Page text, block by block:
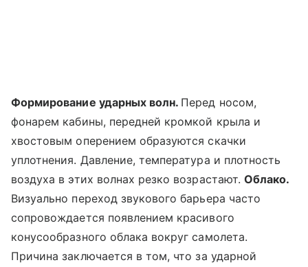
Формирование ударных волн. Перед носом,
фонарем кабины, передней кромкой крыла и
хвостовым оперением образуются скачки
уплотнения. Давление, температура и плотность
воздуха в этих волнах резко возрастают. Облако.
Визуально переход звукового барьера часто
сопровождается появлением красивого
конусообразного облака вокруг самолета.
Причина заключается в том, что за ударной